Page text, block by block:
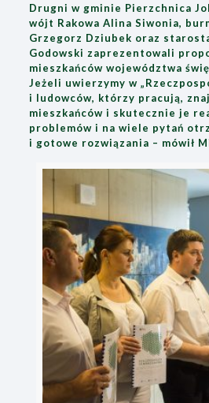
Drugni w gminie Pierzchnica
wójt Rakowa Alina Siwonia,
Grzegorz Dziubek oraz
Godowski zaprezentowali
mieszkańców województwa
Jeżeli uwierzymy w
i ludowców, którzy pracują,
mieszkańców i skutecznie je
problemów i na wiele pytań
i gotowe rozwiązania – mówił